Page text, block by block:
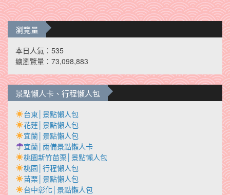
瀏覽量
本日人氣：535
總瀏覽量：73,098,883
景點懶人卡、行程懶人包
台東│景點懶人包
花蓮│景點懶人包
宜蘭│景點懶人包
宜蘭│雨備景點懶人卡
桃園新竹苗栗│景點懶人包
桃園│行程懶人包
苗栗│景點懶人包
台中彰化│景點懶人包